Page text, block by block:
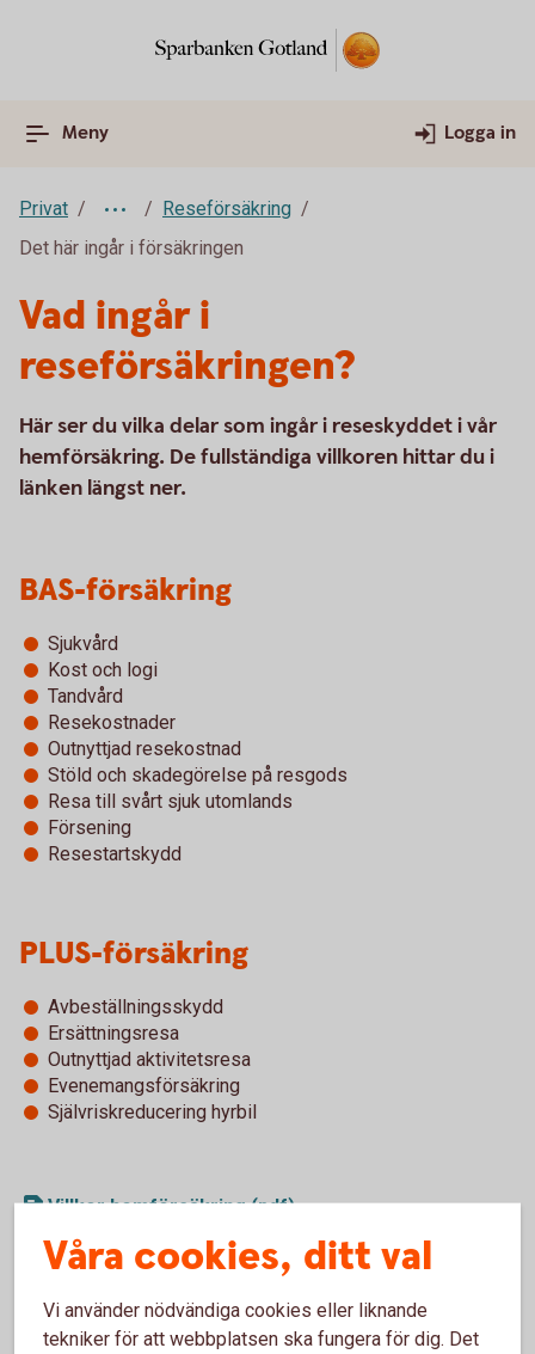
Meny Logga in
Privat
Reseförsäkring
Det här ingår i försäkringen
Vad ingår i
reseförsäkringen?
Här ser du vilka delar som ingår i reseskyddet i vår
hemförsäkring. De fullständiga villkoren hittar du i
länken längst ner.
BAS-försäkring
Sjukvård
Kost och logi
Tandvård
Resekostnader
Outnyttjad resekostnad
Stöld och skadegörelse på resgods
Resa till svårt sjuk utomlands
Försening
Resestartskydd
PLUS-försäkring
Avbeställningsskydd
Ersättningsresa
Outnyttjad aktivitetsresa
Evenemangsförsäkring
Självriskreducering hyrbil
Villkor hemförsäkring (pdf)
Se pris förhemförsäkringen
Våra cookies, ditt val
Vi använder nödvändiga cookies eller liknande
tekniker för att webbplatsen ska fungera för dig. Det